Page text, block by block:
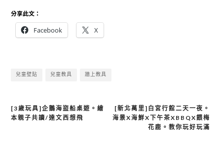
分享此文：
Facebook X
兒童壁貼 兒童教具 牆上教具
文
章
[新北萬里]白宮行館二天一夜。
海景X海鮮X下午茶XBBQX餵梅
花鹿。教你玩好玩滿
[3歲玩具]企鵝海盜船桌遊。繪
本親子共讀/達文西想飛